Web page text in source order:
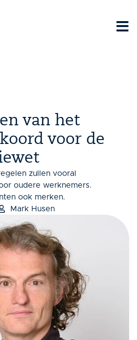
ullamcorper mattis, pulvinar
van het
voor de
zullen vooral
oudere werknemers.
ook merken.
Mark Husen